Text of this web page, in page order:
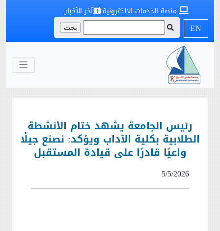
آخر الآخبار منصة الخدمات الالكترونية
EN
رئيس الجامعة يشهد ختام الأنشطة
الطلابية بكلية الآداب ويؤكد: نصنع جيلًا
واعيًا قادرًا على قيادة المستقبل
5/5/2026